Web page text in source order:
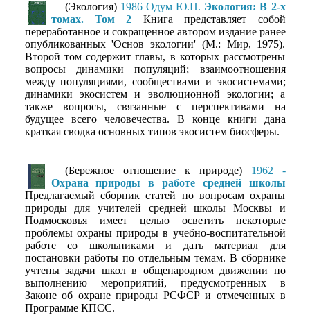
(Экология) 1986 Одум Ю.П. Экология: В 2-х
томах. Том 2 Книга представляет собой
переработанное и сокращенное автором издание ранее
опубликованных 'Основ экологии' (М.: Мир, 1975).
Второй том содержит главы, в которых рассмотрены
вопросы динамики популяций; взаимоотношения
между популяциями, сообществами и экосистемами;
динамики экосистем и эволюционной экологии; а
также вопросы, связанные с перспективами на
будущее всего человечества. В конце книги дана
краткая сводка основных типов экосистем биосферы.
(Бережное отношение к природе) 1962 -
Охрана природы в работе средней школы
Предлагаемый сборник статей по вопросам охраны
природы для учителей средней школы Москвы и
Подмосковья имеет целью осветить некоторые
проблемы охраны природы в учебно-воспитательной
работе со школьниками и дать материал для
постановки работы по отдельным темам. В сборнике
учтены задачи школ в общенародном движении по
выполнению мероприятий, предусмотренных в
Законе об охране природы РСФСР и отмеченных в
Программе КПСС.